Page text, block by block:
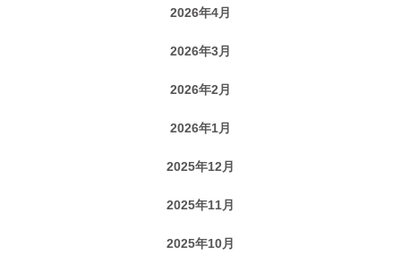
2026年4月
2026年3月
2026年2月
2026年1月
2025年12月
2025年11月
2025年10月